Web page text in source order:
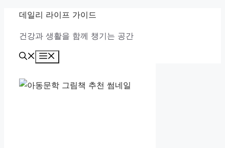
데일리 라이프 가이드
건강과 생활을 함께 챙기는 공간